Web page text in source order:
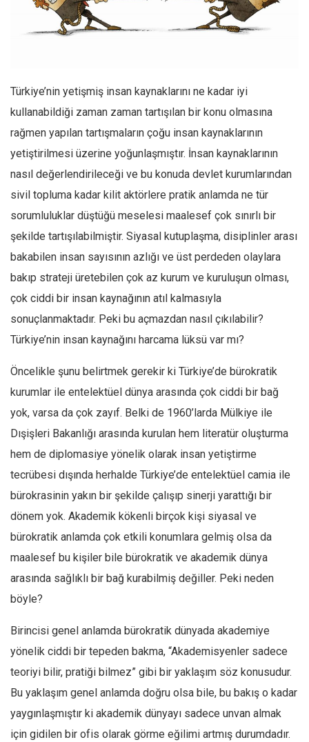
Facebook
Instagram
Kemal Özer
Mahmut Toptaş
Yvonne Ridley
Barış Tarımcıoğlu
Ömer Kayani
Yusuf Armağan
Hasanali Yıldırım
Leyla Şerif Emin
Selçuk Türkyılmaz
Amina S. Jenenkovic
Bağdagül Öz
Esra Elönü
Bu Sayı
Tüm Sayılar
Kategoriler
Kültür Sanat
Ekonomi
Spor
Manzara
Sağlık
Gıda-Beslenme
Türkiye’nin yetişmiş insan kaynaklarını ne kadar iyi
kullanabildiği zaman zaman tartışılan bir konu olmasına
rağmen yapılan tartışmaların çoğu insan kaynaklarının
yetiştirilmesi üzerine yoğunlaşmıştır. İnsan kaynaklarının
nasıl değerlendirileceği ve bu konuda devlet kurumlarından
sivil topluma kadar kilit aktörlere pratik anlamda ne tür
sorumluluklar düştüğü meselesi maalesef çok sınırlı bir
şekilde tartışılabilmiştir. Siyasal kutuplaşma, disiplinler arası
bakabilen insan sayısının azlığı ve üst perdeden olaylara
bakıp strateji üretebilen çok az kurum ve kuruluşun olması,
çok ciddi bir insan kaynağının atıl kalmasıyla
sonuçlanmaktadır. Peki bu açmazdan nasıl çıkılabilir?
Türkiye’nin insan kaynağını harcama lüksü var mı?
Öncelikle şunu belirtmek gerekir ki Türkiye’de bürokratik
kurumlar ile entelektüel dünya arasında çok ciddi bir bağ
yok, varsa da çok zayıf. Belki de 1960’larda Mülkiye ile
Dışişleri Bakanlığı arasında kurulan hem literatür oluşturma
hem de diplomasiye yönelik olarak insan yetiştirme
tecrübesi dışında herhalde Türkiye’de entelektüel camia ile
bürokrasinin yakın bir şekilde çalışıp sinerji yarattığı bir
dönem yok. Akademik kökenli birçok kişi siyasal ve
bürokratik anlamda çok etkili konumlara gelmiş olsa da
maalesef bu kişiler bile bürokratik ve akademik dünya
arasında sağlıklı bir bağ kurabilmiş değiller. Peki neden
böyle?
Birincisi genel anlamda bürokratik dünyada akademiye
yönelik ciddi bir tepeden bakma, “Akademisyenler sadece
teoriyi bilir, pratiği bilmez” gibi bir yaklaşım söz konusudur.
Bu yaklaşım genel anlamda doğru olsa bile, bu bakış o kadar
yaygınlaşmıştır ki akademik dünyayı sadece unvan almak
için gidilen bir ofis olarak görme eğilimi artmış durumdadır.